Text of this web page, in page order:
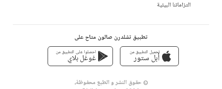
التزاماتنا البيئية
تطبيق تشلدرن صالون متاح على
تحميل التطبيق من
أبل ستور
احصلوا على التطبيق من
غوغل بلاي
© حقوق النشر و الطبع محفوظة،